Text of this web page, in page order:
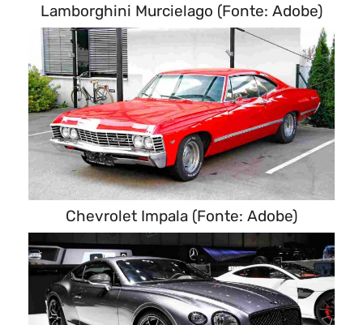
Lamborghini Murcielago (Fonte: Adobe)
Chevrolet Impala (Fonte: Adobe)